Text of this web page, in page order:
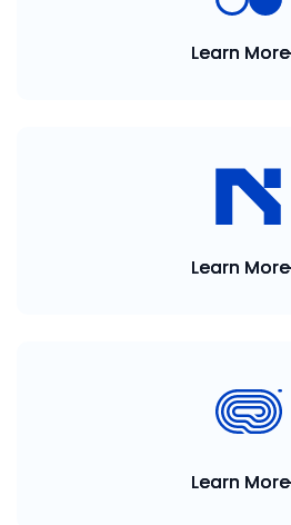
Learn More
Learn More
Learn More
Learn More
Learn More
Learn More